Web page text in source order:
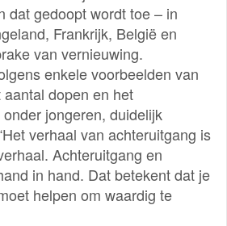
dat gedoopt wordt toe – in
Frankrijk, België en
van vernieuwing.
enkele voorbeelden van
dopen en het
jongeren, duidelijk
verhaal van achteruitgang is
Achteruitgang en
in hand. Dat betekent dat je
helpen om waardig te